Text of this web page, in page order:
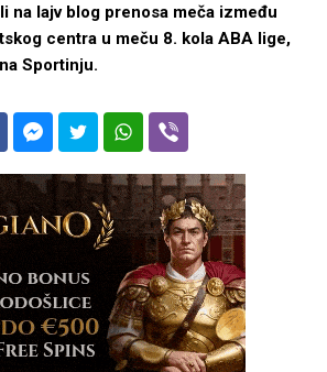
na lajv blog prenosa meča između
centra u meču 8. kola ABA lige,
Sportinju.